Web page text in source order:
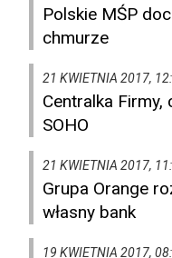
Polskie MŚP
chmurze
21 KWIETNIA 2017,
Centralka
SOHO
21 KWIETNIA 2017,
Grupa Orange
własny bank
19 KWIETNIA 2017,